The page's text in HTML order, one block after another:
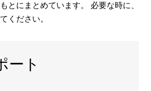
とにまとめています。 必要な時に、
ください。
ート